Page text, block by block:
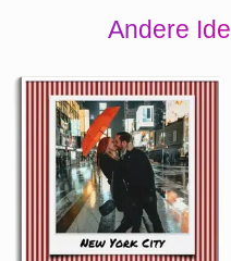
Andere